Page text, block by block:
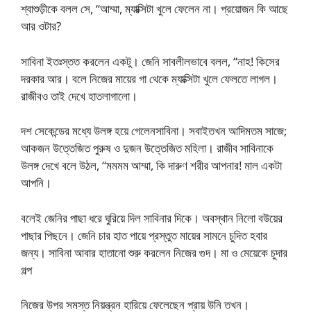
শ্বাশুড়ীকে বলল সে, “আম্মা, ম্যাক্সিটা খুলে ফেলেন না। প্রয়োজন কি আছে
আর ওটার?
সাবিনা ইতঃস্তত করলেন একটু। জেনি সাবলীলভাবে বলল, “নাহ! কিসের
দরকার আর। বলে নিজের মায়ের গা থেকে ম্যাক্সিটা খুলে ফেলতে লাগল।
রাজীবও তাই দেখে হাতলাগালো।
দশ সেকেন্ডের মধ্যে উলঙ্গ হয়ে গেলেনসাবিনা। সবাইতখন আদিমতম সাজে;
আকজন উত্তেজিত পুরুষ ও দুজন উত্তেজিত মহিলা। রাজীব সাবিনাকে
উলঙ্গ দেখে বলে উঠল, “মমমম আম্মা, কি দারুণ শরীর আপনার! মাল একটা
আপনি।
বলেই জেনির পাছা ধরে ঘুরিয়ে দিল সাবিনার দিকে। অবস্থান নিলো বউয়ের
পাছার পিছনে। জেনি চার হাত পায়ে প্রস্তুত মায়ের সামনে চুদিত হবার
জন্য। সাবিনা আবার হাতানো শুরু করলেন নিজের গুদ। মা ও মেয়েকে চুদার
গল্প
নিজের উপর সমস্ত নিয়ন্ত্রন হারিয়ে ফেলেছেন প্রায় উনি তখন।